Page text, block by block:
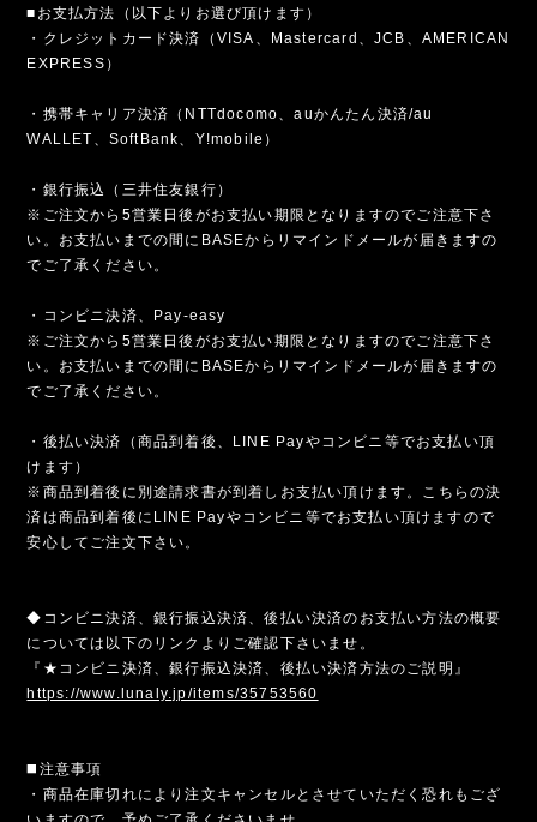
■お支払方法（以下よりお選び頂けます）
・クレジットカード決済（VISA、Mastercard、JCB、AMERICAN
EXPRESS）
・携帯キャリア決済（NTTdocomo、auかんたん決済/au
WALLET、SoftBank、Y!mobile）
・銀行振込（三井住友銀行）
※ご注文から5営業日後がお支払い期限となりますのでご注意下さ
い。お支払いまでの間にBASEからリマインドメールが届きますの
でご了承ください。
・コンビニ決済、Pay-easy
※ご注文から5営業日後がお支払い期限となりますのでご注意下さ
い。お支払いまでの間にBASEからリマインドメールが届きますの
でご了承ください。
・後払い決済（商品到着後、LINE Payやコンビニ等でお支払い頂
けます）
※商品到着後に別途請求書が到着しお支払い頂けます。こちらの決
済は商品到着後にLINE Payやコンビニ等でお支払い頂けますので
安心してご注文下さい。
◆コンビニ決済、銀行振込決済、後払い決済のお支払い方法の概要
については以下のリンクよりご確認下さいませ。
『★コンビニ決済、銀行振込決済、後払い決済方法のご説明』
https://www.lunaly.jp/items/35753560
◼️注意事項
・商品在庫切れにより注文キャンセルとさせていただく恐れもござ